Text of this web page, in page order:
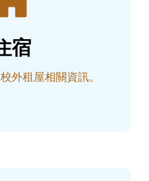
宿
外租屋相關資訊。